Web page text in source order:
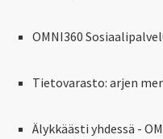
OMNI360
Tietovarasto: arjen
Älykkäästi yhdessä -